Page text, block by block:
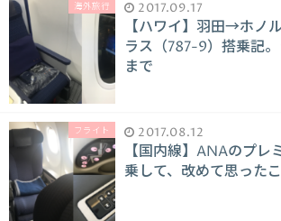
海外旅行 2017.09.17
【ハワイ】羽田→ホノ
ラス（787-9）搭乗記
まで
フライト 2017.08.12
【国内線】ANAのプレ
乗して、改めて思ったこ